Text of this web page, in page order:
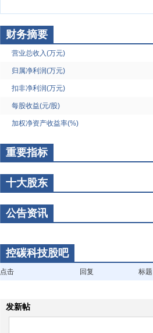
财务摘要
营业总收入(万元)
归属净利润(万元)
扣非净利润(万元)
每股收益(元/股)
加权净资产收益率(%)
重要指标
十大股东
公告资讯
控碳科技股吧
点击 回复 标题